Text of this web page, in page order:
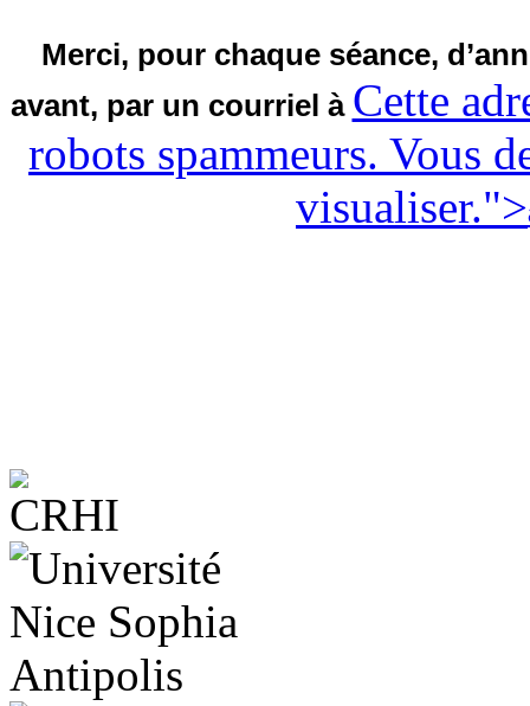
Merci, pour chaque séance,
avant, par un courriel à Cette
robots spammeurs. Vous
visualiser.">